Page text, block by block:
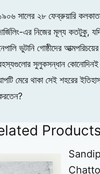
সালের ২৮ ফেব্রুয়ারি
এর নিজের মূল্য কতটুকু,
ভুটানি গোষ্ঠীদের
সুলুকসন্ধান কোনোদিনই
মেরে থাকা সেই শহরের